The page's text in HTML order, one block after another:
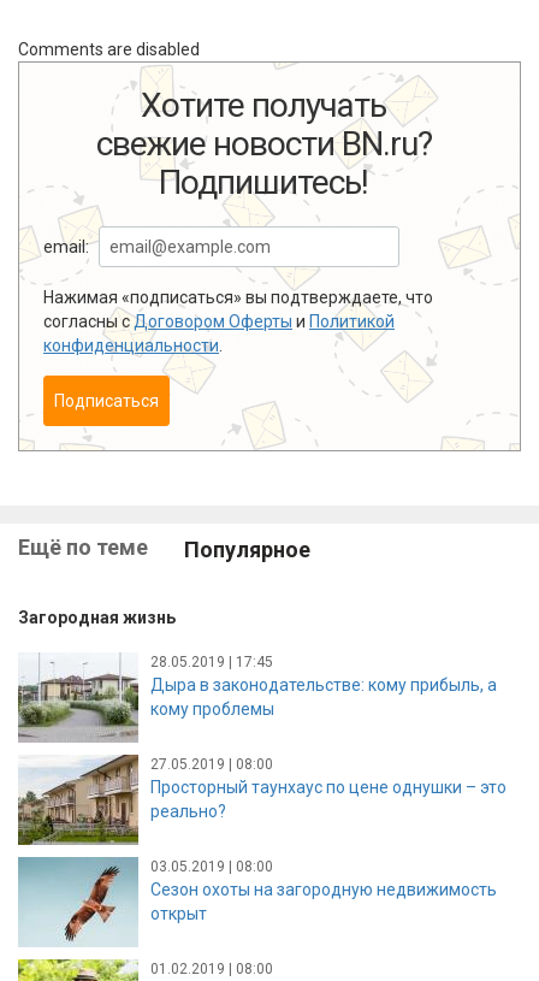
Comments are disabled
Хотите получать
свежие новости BN.ru?
Подпишитесь!
email:
Нажимая «подписаться» вы подтверждаете, что
согласны сДоговором Оферты и Политикой
конфиденциальности
Подписаться
Ещё по теме Популярное
Загородная жизнь
28.05.2019 | 17:45
Дыра в законодательстве: кому прибыль, а
кому проблемы
27.05.2019 | 08:00
Просторный таунхаус по цене однушки – это
реально?
03.05.2019 | 08:00
Сезон охоты на загородную недвижимость
открыт
01.02.2019 | 08:00